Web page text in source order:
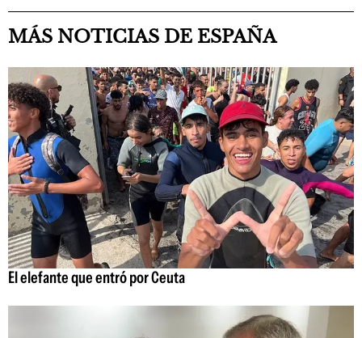
MÁS NOTICIAS DE ESPAÑA
El elefante que entró por Ceuta